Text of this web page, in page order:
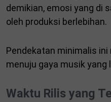
demikian, emosi yang di
oleh produksi berlebihan.
Pendekatan minimalis
menuju gaya musik yang
Waktu Rilis yang